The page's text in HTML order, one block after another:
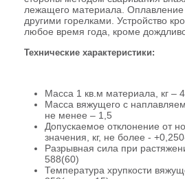
лежащего материала. Оплавление
другими горелками. Устройство
любое время года, кроме
Технические характеристики:
Масса 1 кв.м материала, кг –
Масса вяжущего с
не менее – 1,5
Допускаемое отклонение от
значения, кг, не более -
Разрывная сила при
588(60)
Температура хрупкости